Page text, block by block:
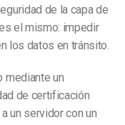
de la capa de
el mismo: impedir
los datos en tránsito.
mediante un
de certificación
un servidor con un